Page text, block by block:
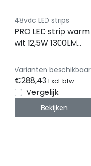
48vdc LED strips
PRO LED strip warm
wit 12,5W 1300LM
IP20 3000K CRI95
Varianten beschikbaar
€288,43 Excl. btw
Vergelijk
Bekijken